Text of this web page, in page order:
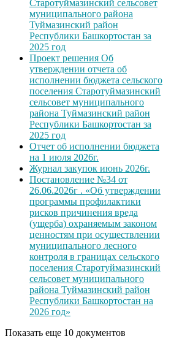
Старотуймазинский сельсовет
муниципального района
Туймазинский район
Республики Башкортостан за
2025 год
Проект решения Об
утверждении отчета об
исполнении бюджета сельского
поселения Старотуймазинский
сельсовет муниципального
района Туймазинский район
Республики Башкортостан за
2025 год
Отчет об исполнении бюджета
на 1 июля 2026г.
Журнал закупок июнь 2026г.
Постановление №34 от
26.06.2026г . «Об утверждении
программы профилактики
рисков причинения вреда
(ущерба) охраняемым законом
ценностям при осуществлении
муниципального лесного
контроля в границах сельского
поселения Старотуймазинский
сельсовет муниципального
района Туймазинский район
Республики Башкортостан на
2026 год»
Показать еще 10 документов